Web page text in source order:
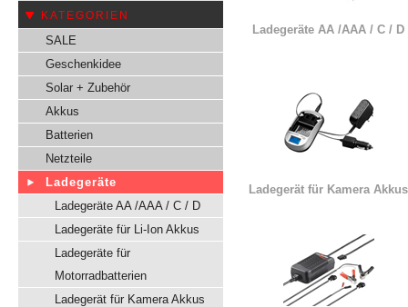
KATEGORIEN
SALE
Geschenkidee
Solar + Zubehör
Akkus
Batterien
Netzteile
Ladegeräte
Ladegeräte AA /AAA / C / D
Ladegeräte für Li-Ion Akkus
Ladegeräte für
Motorradbatterien
Ladegerät für Kamera Akkus
Ladegeräte AA /AAA / C / D
Ladegerät für Kamera Akkus